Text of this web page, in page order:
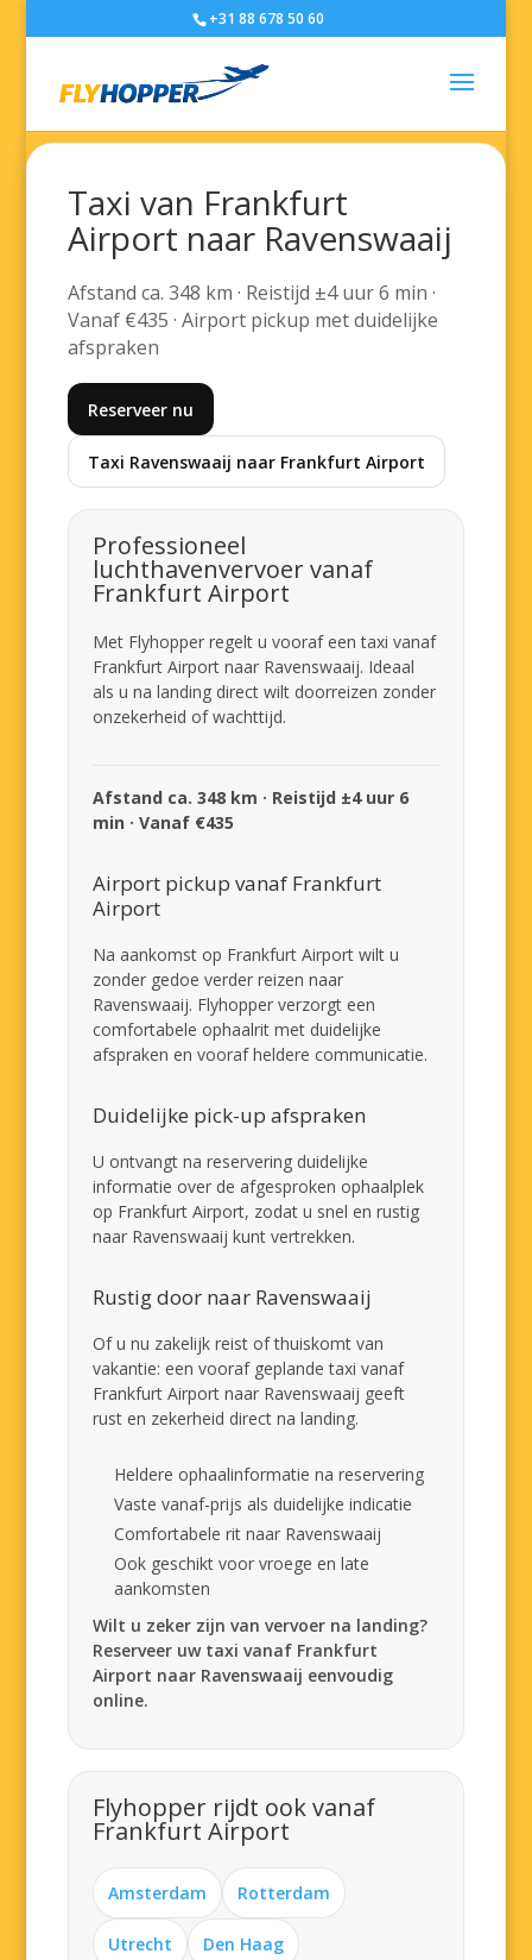
+31 88 678 50 60
Taxi van Frankfurt
Airport naar Ravenswaaij
Afstand ca. 348 km · Reistijd ±4 uur 6 min ·
Vanaf €435 · Airport pickup met duidelijke
afspraken
Reserveer nu
Taxi Ravenswaaij naar Frankfurt Airport
Professioneel
luchthavenvervoer vanaf
Frankfurt Airport
Met Flyhopper regelt u vooraf een taxi vanaf
Frankfurt Airport naar Ravenswaaij. Ideaal
als u na landing direct wilt doorreizen zonder
onzekerheid of wachttijd.
Afstand ca. 348 km · Reistijd ±4 uur 6
min · Vanaf €435
Airport pickup vanaf Frankfurt
Airport
Na aankomst op Frankfurt Airport wilt u
zonder gedoe verder reizen naar
Ravenswaaij. Flyhopper verzorgt een
comfortabele ophaalrit met duidelijke
afspraken en vooraf heldere communicatie.
Duidelijke pick-up afspraken
U ontvangt na reservering duidelijke
informatie over de afgesproken ophaalplek
op Frankfurt Airport, zodat u snel en rustig
naar Ravenswaaij kunt vertrekken.
Rustig door naar Ravenswaaij
Of u nu zakelijk reist of thuiskomt van
vakantie: een vooraf geplande taxi vanaf
Frankfurt Airport naar Ravenswaaij geeft
rust en zekerheid direct na landing.
Heldere ophaalinformatie na reservering
Vaste vanaf-prijs als duidelijke indicatie
Comfortabele rit naar Ravenswaaij
Ook geschikt voor vroege en late
aankomsten
Wilt u zeker zijn van vervoer na landing?
Reserveer uw taxi vanaf Frankfurt
Airport naar Ravenswaaij eenvoudig
online.
Flyhopper rijdt ook vanaf
Frankfurt Airport
Amsterdam Rotterdam
Utrecht Den Haag